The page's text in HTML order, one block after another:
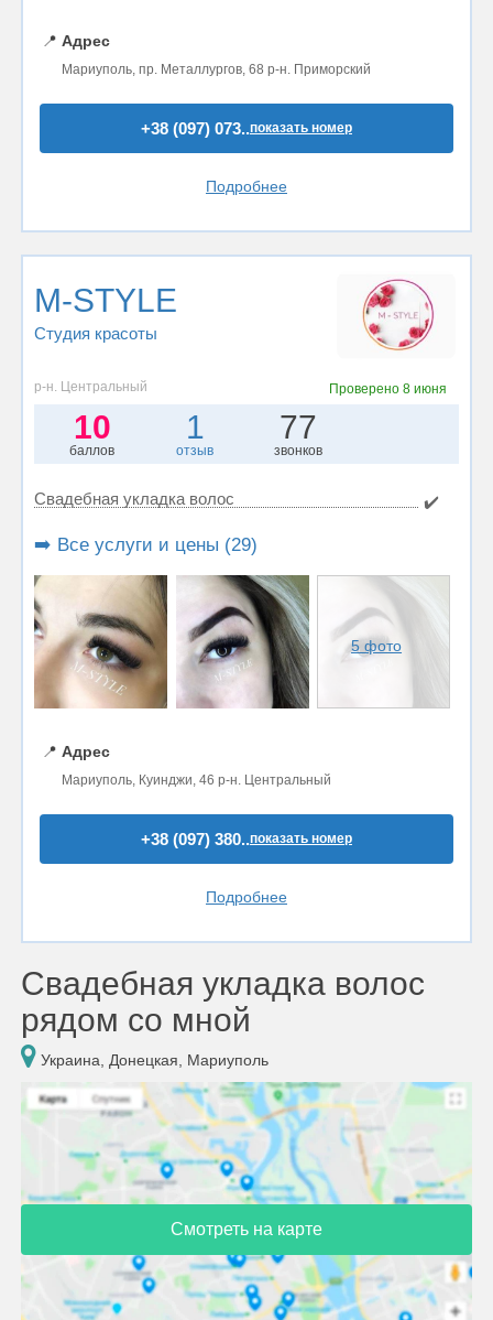
📍 Адрес
Мариуполь, пр. Металлургов, 68 р-н. Приморский
+38 (097) 073..показать номер
Подробнее
M-STYLE
Студия красоты
р-н. Центральный Проверено8 июня
10
баллов
1
отзыв
77
звонков
Свадебная укладка волос ✔️
➡️ Все услуги и цены (29)
5 фото
📍 Адрес
Мариуполь, Куинджи, 46 р-н. Центральный
+38 (097) 380..показать номер
Подробнее
Свадебная укладка волос
рядом со мной
Украина, Донецкая, Мариуполь
Смотреть на карте